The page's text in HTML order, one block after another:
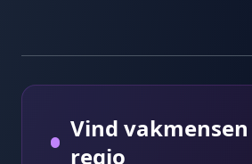
Vind
regio